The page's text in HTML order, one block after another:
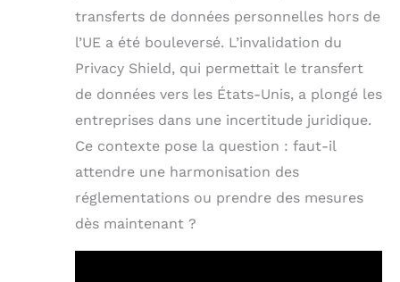
transferts de données personnelles hors de
l’UE a été bouleversé. L’invalidation du
Privacy Shield, qui permettait le transfert
de données vers les États-Unis, a plongé les
entreprises dans une incertitude juridique.
Ce contexte pose la question : faut-il
attendre une harmonisation des
réglementations ou prendre des mesures
dès maintenant ?